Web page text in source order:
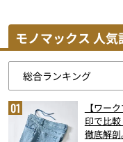
モノマックス 人
【ワー
印で比
徹底解